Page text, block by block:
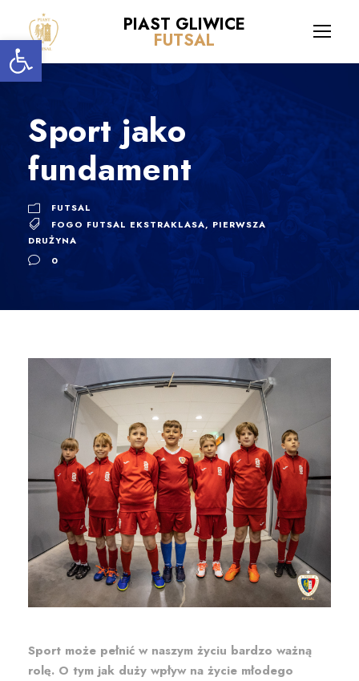
Open toolbar
PIAST GLIWICE
FUTSAL
Sport jako
fundament
FUTSAL
FOGO FUTSAL EKSTRAKLASA, PIERWSZA
DRUŻYNA
0
Sport może pełnić w naszym życiu bardzo ważną
rolę. O tym jak duży wpływ na życie młodego